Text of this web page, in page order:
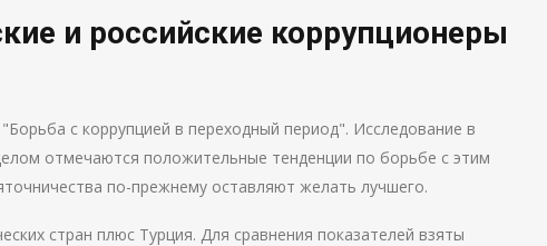
и российские коррупционеры
с коррупцией в переходный период". Исследование в
отмечаются положительные тенденции по борьбе с этим
по-прежнему оставляют желать лучшего.
стран плюс Турция. Для сравнения показателей взяты